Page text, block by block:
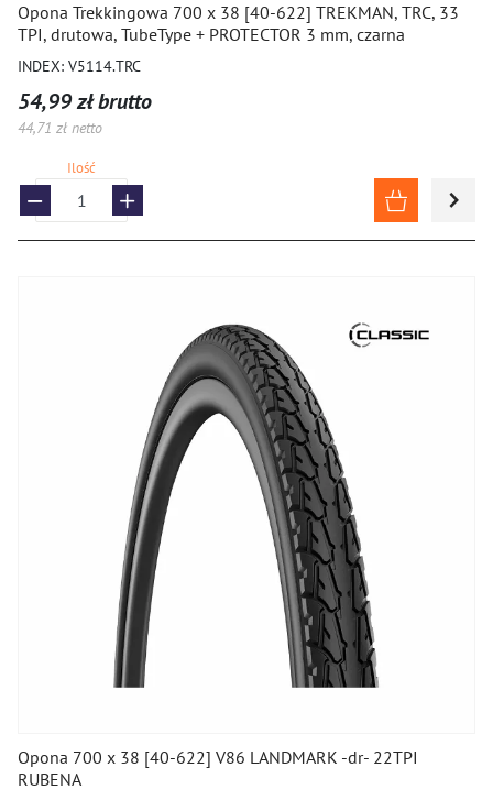
Opona Trekkingowa 700 x 38 [40-622] TREKMAN, TRC, 33
TPI, drutowa, TubeType + PROTECTOR 3 mm, czarna
INDEX: V5114.TRC
54,99 zł brutto
44,71 zł netto
Ilość
Opona 700 x 38 [40-622] V86 LANDMARK -dr- 22TPI
RUBENA